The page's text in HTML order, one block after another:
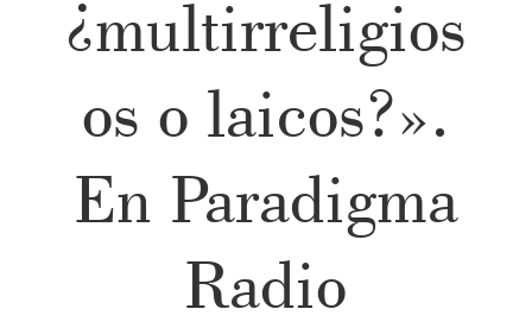
¿multirreligios
os o laicos?».
En Paradigma
Radio